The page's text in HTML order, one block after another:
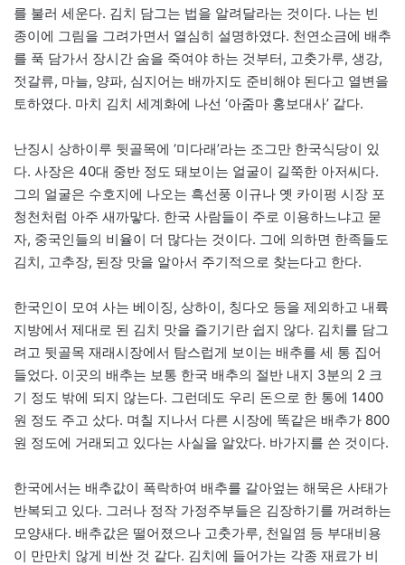
를 불러 세운다. 김치 담그는 법을 알려달라는 것이다. 나는 빈
종이에 그림을 그려가면서 열심히 설명하였다. 천연소금에 배추
를 푹 담가서 장시간 숨을 죽여야 하는 것부터, 고춧가루, 생강,
젓갈류, 마늘, 양파, 심지어는 배까지도 준비해야 된다고 열변을
토하였다. 마치 김치 세계화에 나선 ‘아줌마 홍보대사’ 같다.
난징시 상하이루 뒷골목에 ‘미다래’라는 조그만 한국식당이 있
다. 사장은 40대 중반 정도 돼보이는 얼굴이 길쭉한 아저씨다.
그의 얼굴은 수호지에 나오는 흑선풍 이규나 옛 카이펑 시장 포
청천처럼 아주 새까맣다. 한국 사람들이 주로 이용하느냐고 묻
자, 중국인들의 비율이 더 많다는 것이다. 그에 의하면 한족들도
김치, 고추장, 된장 맛을 알아서 주기적으로 찾는다고 한다.
한국인이 모여 사는 베이징, 상하이, 칭다오 등을 제외하고 내륙
지방에서 제대로 된 김치 맛을 즐기기란 쉽지 않다. 김치를 담그
려고 뒷골목 재래시장에서 탐스럽게 보이는 배추를 세 통 집어
들었다. 이곳의 배추는 보통 한국 배추의 절반 내지 3분의 2 크
기 정도 밖에 되지 않는다. 그런데도 우리 돈으로 한 통에 1400
원 정도 주고 샀다. 며칠 지나서 다른 시장에 똑같은 배추가 800
원 정도에 거래되고 있다는 사실을 알았다. 바가지를 쓴 것이다.
한국에서는 배추값이 폭락하여 배추를 갈아엎는 해묵은 사태가
반복되고 있다. 그러나 정작 가정주부들은 김장하기를 꺼려하는
모양새다. 배추값은 떨어졌으나 고춧가루, 천일염 등 부대비용
이 만만치 않게 비싼 것 같다. 김치에 들어가는 각종 재료가 비